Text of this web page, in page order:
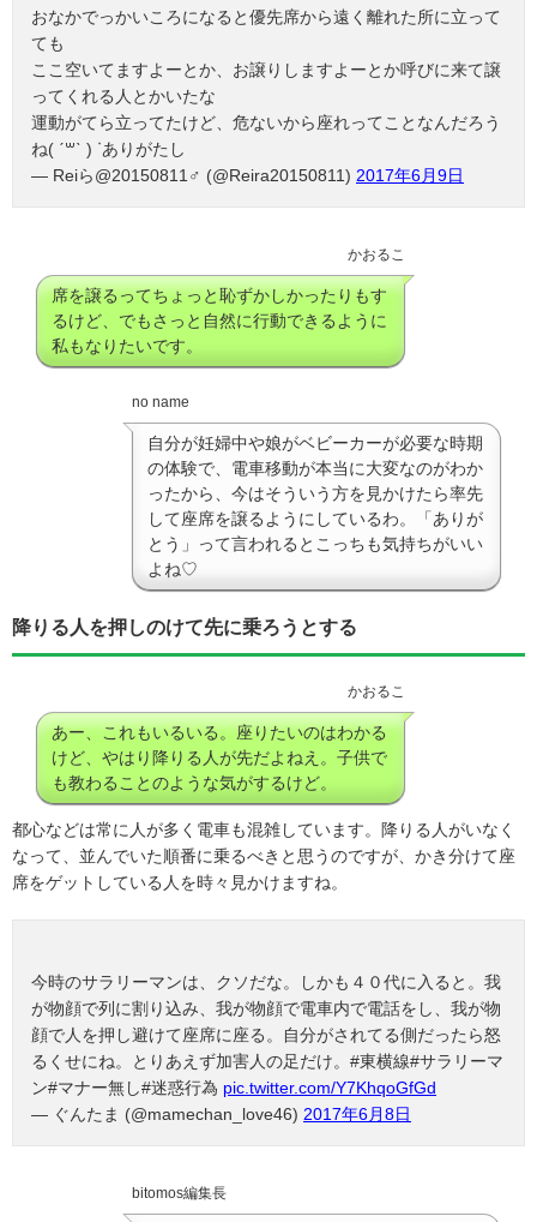
おなかでっかいころになると優先席から遠く離れた所に立って
ても
ここ空いてますよーとか、お譲りしますよーとか呼びに来て譲
ってくれる人とかいたな
運動がてら立ってたけど、危ないから座れってことなんだろう
ね( ˊ꒳ˋ ) ᐝありがたし
— Reiら@20150811♂ (@Reira20150811) 2017年6月9日
かおるこ
席を譲るってちょっと恥ずかしかったりもす
るけど、でもさっと自然に行動できるように
私もなりたいです。
no name
自分が妊婦中や娘がベビーカーが必要な時期
の体験で、電車移動が本当に大変なのがわか
ったから、今はそういう方を見かけたら率先
して座席を譲るようにしているわ。「ありが
とう」って言われるとこっちも気持ちがいい
よね♡
降りる人を押しのけて先に乗ろうとする
かおるこ
あー、これもいるいる。座りたいのはわかる
けど、やはり降りる人が先だよねえ。子供で
も教わることのような気がするけど。
都心などは常に人が多く電車も混雑しています。降りる人がいなく
なって、並んでいた順番に乗るべきと思うのですが、かき分けて座
席をゲットしている人を時々見かけますね。
今時のサラリーマンは、クソだな。しかも４０代に入ると。我
が物顔で列に割り込み、我が物顔で電車内で電話をし、我が物
顔で人を押し避けて座席に座る。自分がされてる側だったら怒
るくせにね。とりあえず加害人の足だけ。#東横線#サラリーマ
ン#マナー無し#迷惑行為 pic.twitter.com/Y7KhqoGfGd
— ぐんたま (@mamechan_love46) 2017年6月8日
bitomos編集長